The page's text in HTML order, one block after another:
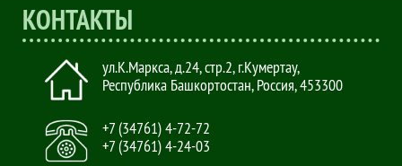
КОНТАКТЫ
ул.К.Маркса, д.24, стр.2,г.Кумертау,
Республика Башкортостан, Россия,453300
+7 (34761) 4-72-72
+7 (34761) 4-24-03